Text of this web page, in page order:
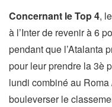
Concernant le Top 4,
à l’Inter de revenir à 6
pendant que l’Atalanta
pour leur prendre la 3è
lundi combiné au
bouleverser le